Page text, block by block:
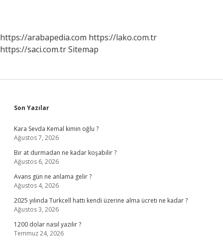
https://arabapedia.com https://lako.com.tr
https://saci.com.trSitemap
Sidebar
Son Yazılar
Kara Sevda Kemal kimin oğlu ?
Ağustos 7, 2026
Bir at durmadan ne kadar koşabilir ?
Ağustos 6, 2026
Avans gün ne anlama gelir ?
Ağustos 4, 2026
2025 yılında Turkcell hattı kendi üzerine alma ücreti ne kadar ?
Ağustos 3, 2026
1200 dolar nasıl yazılır ?
Temmuz 24, 2026